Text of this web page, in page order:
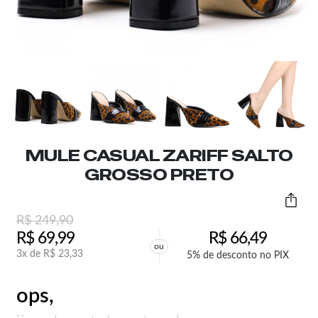
MULE CASUAL ZARIFF SALTO
GROSSO PRETO
R$249,90
R$69,99
3x de R$ 23,33
ou R$66,49
5% de desconto no PIX
ops,